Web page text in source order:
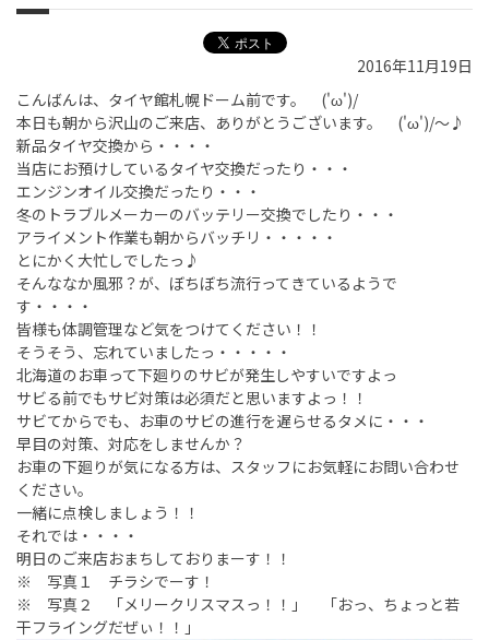
2016年11月19日
こんばんは、タイヤ館札幌ドーム前です。 ('ω')/
本日も朝から沢山のご来店、ありがとうございます。 ('ω')/～♪
新品タイヤ交換から・・・・
当店にお預けしているタイヤ交換だったり・・・
エンジンオイル交換だったり・・・
冬のトラブルメーカーのバッテリー交換でしたり・・・
アライメント作業も朝からバッチリ・・・・・
とにかく大忙しでしたっ♪
そんななか風邪？が、ぼちぼち流行ってきているようで
す・・・・
皆様も体調管理など気をつけてください！！
そうそう、忘れていましたっ・・・・・
北海道のお車って下廻りのサビが発生しやすいですよっ
サビる前でもサビ対策は必須だと思いますよっ！！
サビてからでも、お車のサビの進行を遅らせるタメに・・・
早目の対策、対応をしませんか？
お車の下廻りが気になる方は、スタッフにお気軽にお問い合わせ
ください。
一緒に点検しましょう！！
それでは・・・・
明日のご来店おまちしておりまーす！！
※ 写真１ チラシでーす！
※ 写真２ 「メリークリスマスっ！！」 「おっ、ちょっと若
干フライングだぜぃ！！」